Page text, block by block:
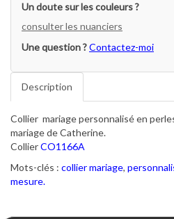
Un doute sur les couleurs ?
consulter les nuanciers
Une question ?Contactez-moi
Description
Collier mariage personnalisé en
mariage de Catherine.
CollierCO1166A
Mots-clés : collier mariage,
mesure.